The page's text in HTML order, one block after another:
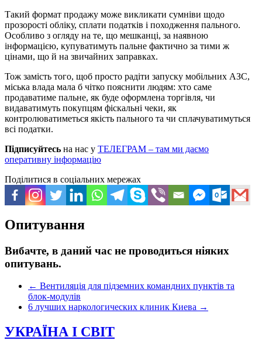
Такий формат продажу може викликати сумніви щодо
прозорості обліку, сплати податків і походження пального.
Особливо з огляду на те, що мешканці, за наявною
інформацією, купуватимуть пальне фактично за тими ж
цінами, що й на звичайних заправках.
Тож замість того, щоб просто радіти запуску мобільних АЗС,
міська влада мала б чітко пояснити людям: хто саме
продаватиме пальне, як буде оформлена торгівля, чи
видаватимуть покупцям фіскальні чеки, як
контролюватиметься якість пального та чи сплачуватимуться
всі податки.
Підписуйтесь на нас у ТЕЛЕГРАМ – там ми даємо
оперативну інформацію
Поділитися в соціальних мережах
Опитування
Вибачте, в даний час не проводиться ніяких
опитувань.
← Вентиляція для підземних командних пунктів та
блок-модулів
6 лучших наркологических клиник Киева →
УКРАЇНА І СВІТ